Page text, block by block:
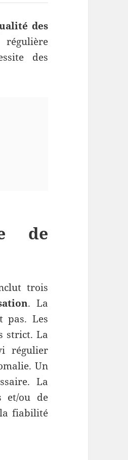
des
des
de
trois
. La
pas. Les
strict. La
régulier
Un
La
et/ou de
fiabilité